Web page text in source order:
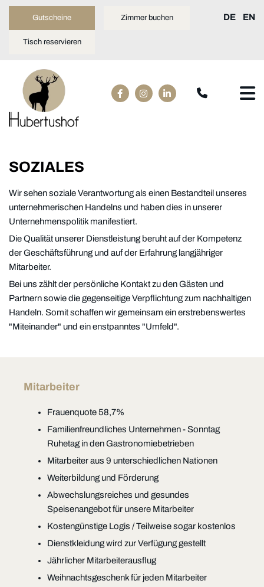
Gutscheine Zimmer buchen
Tisch reservieren
DE EN
SOZIALES
Wir sehen soziale Verantwortung als einen Bestandteil unseres
unternehmerischen Handelns und haben dies in unserer
Unternehmenspolitik manifestiert.
Die Qualität unserer Dienstleistung beruht auf der Kompetenz
der Geschäftsführung und auf der Erfahrung langjähriger
Mitarbeiter.
Bei uns zählt der persönliche Kontakt zu den Gästen und
Partnern sowie die gegenseitige Verpflichtung zum nachhaltigen
Handeln. Somit schaffen wir gemeinsam ein erstrebenswertes
"Miteinander" und ein enstpanntes "Umfeld".
Mitarbeiter
Frauenquote 58,7%
Familienfreundliches Unternehmen - Sonntag
Ruhetag in den Gastronomiebetrieben
Mitarbeiter aus 9 unterschiedlichen Nationen
Weiterbildung und Förderung
Abwechslungsreiches und gesundes
Speisenangebot für unsere Mitarbeiter
Kostengünstige Logis / Teilweise sogar kostenlos
Dienstkleidung wird zur Verfügung gestellt
Jährlicher Mitarbeiterausflug
Weihnachtsgeschenk für jeden Mitarbeiter